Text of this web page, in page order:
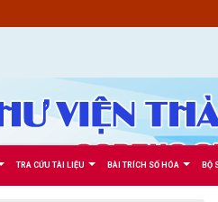
TRA CỨU TÀI LIỆU BÀI TRÍCH SỐ HÓA BỘ